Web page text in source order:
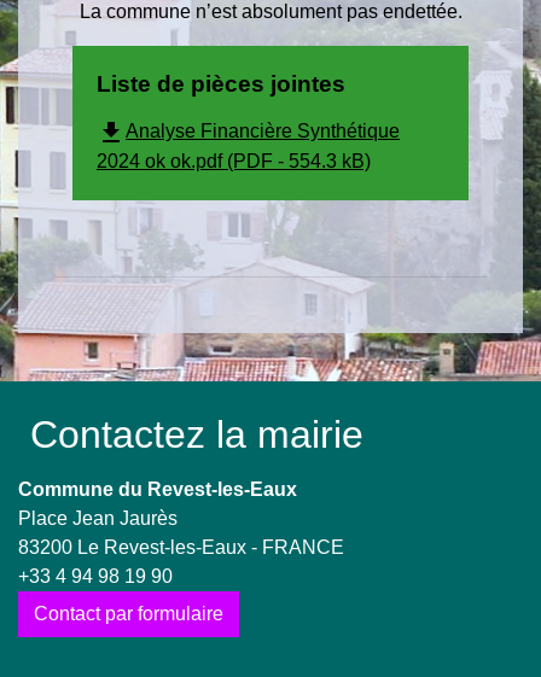
La commune n’est absolument pas endettée.
Liste de pièces jointes
file_download Analyse Financière Synthétique
2024 ok ok.pdf (PDF - 554.3 kB)
Contactez la mairie
Commune du Revest-les-Eaux
Place Jean Jaurès
83200 Le Revest-les-Eaux - FRANCE
+33 4 94 98 19 90
Contact par formulaire